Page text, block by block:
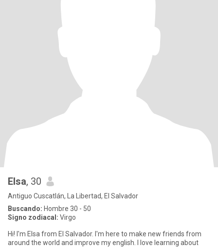
Elsa, 30
Antiguo Cuscatlán, La Libertad, El Salvador
Buscando: Hombre 30 - 50
Signo zodiacal: Virgo
Hi! I'm Elsa from El Salvador. I'm here to make new friends from
around the world and improve my english. I love learning about